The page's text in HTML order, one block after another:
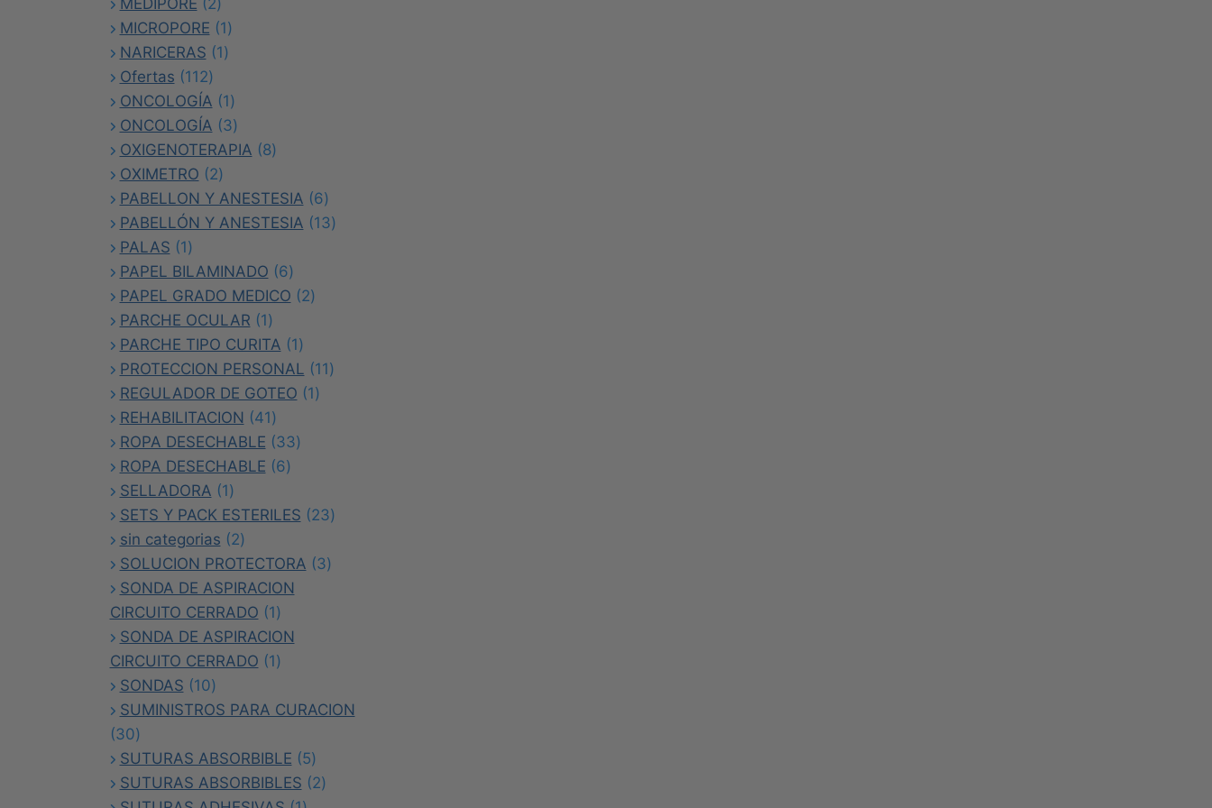
MEDIPORE 2
productos
MICROPORE 11
producto
NARICERAS 11
Ofertas 112112
productos
ONCOLOGÍA 11
producto
ONCOLOGÍA 33
productos
OXIGENOTERAPIA 88
OXIMETRO 22
productos
PABELLON Y ANESTESIA 66
productos
PABELLÓN Y ANESTESIA 1313
PALAS 11
producto
PAPEL BILAMINADO 66
productos
PAPEL GRADO MEDICO 22
PARCHE OCULAR 11
producto
PARCHE TIPO CURITA 11
producto
PROTECCION PERSONAL 1111
REGULADOR DE GOTEO 11
REHABILITACION 4141
productos
ROPA DESECHABLE 3333
ROPA DESECHABLE 66
SELLADORA 11
producto
SETS Y PACK ESTERILES 2323
sin categorias 22
productos
SOLUCION PROTECTORA 33
SONDA DE ASPIRACION
CIRCUITO CERRADO
11
producto
SONDA DE ASPIRACION
CIRCUITO CERRADO
11
SONDAS 1010
productos
SUMINISTROS PARA CURACION
3030
productos
SUTURAS ABSORBIBLE 55
productos
SUTURAS ABSORBIBLES 22